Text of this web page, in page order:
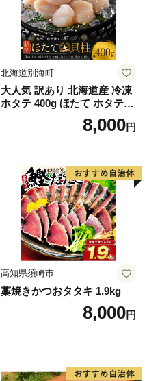
北海道別海町
大人気 訳あり 北海道産 冷凍
ホタテ 400g ほたて ホタテ
8,000円
高知県須崎市
藁焼きかつおタタキ 1.9kg
8,000円